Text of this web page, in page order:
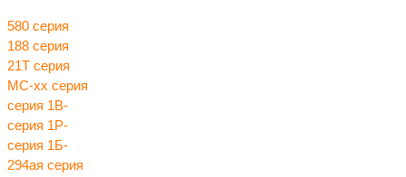
580 серия
188 серия
21Т серия
МС-хх серия
серия 1В-
серия 1Р-
серия 1Б-
294ая серия